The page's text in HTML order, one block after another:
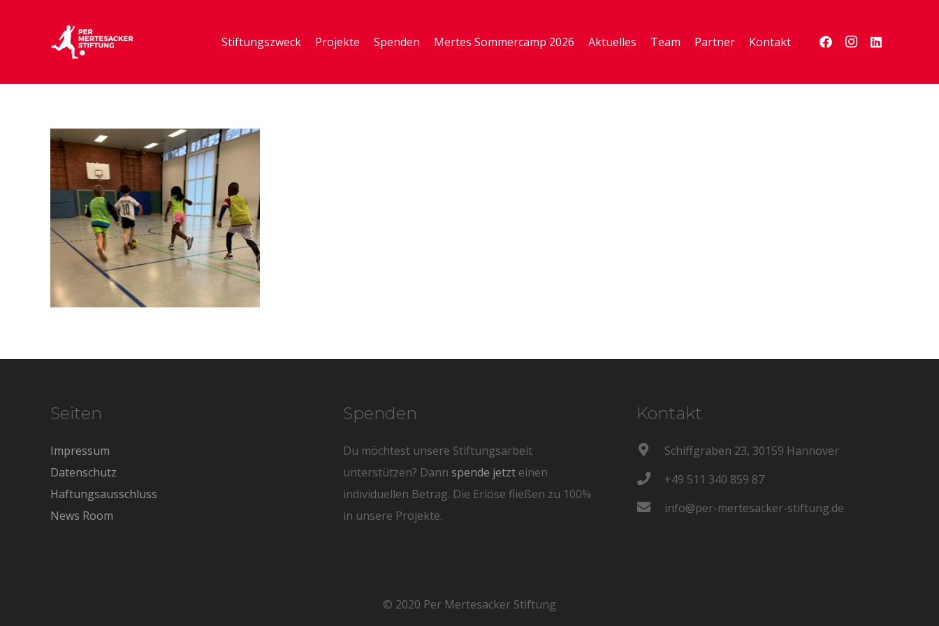
Stiftungszweck Projekte Spenden Mertes Sommercamp 2026 Aktuelles Team Partner Kontakt
Seiten
Impressum
Datenschutz
Haftungsausschluss
News Room
Spenden
Du möchtest unsere Stiftungsarbeit
unterstützen? Dannspende jetzt einen
individuellen Betrag. Die Erlöse fließen zu 100%
in unsere Projekte.
Kontakt
Schiffgraben 23, 30159 Hannover
+49 511 340 859 87
info@per-mertesacker-stiftung.de
© 2020 Per Mertesacker Stiftung